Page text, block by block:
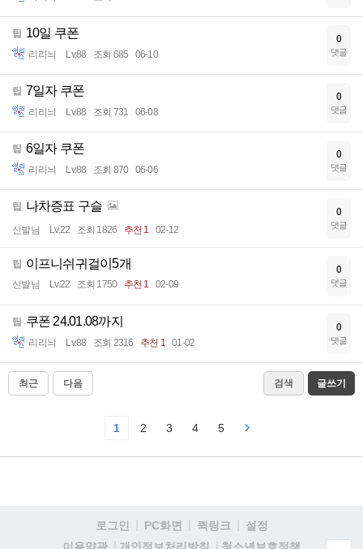
팁 10일 쿠폰
리리늬 Lv.88 조회 685 06-10
0
댓글
팁 7일자 쿠폰
리리늬 Lv.88 조회 731 06-08
0
댓글
팁 6일자 쿠폰
리리늬 Lv.88 조회 870 06-06
0
댓글
팁 나차증표 구슬
신발님 Lv.22 조회 1826 추천 1 02-12
0
댓글
팁 이프니쉬귀걸이5개
신발님 Lv.22 조회 1750 추천 1 02-09
0
댓글
팁 쿠폰 24.01.08까지
리리늬 Lv.88 조회 2316 추천 1 01-02
0
댓글
최근 다음 검색 글쓰기
1 2 3 4 5
로그인 PC화면 퀵링크
설정
청소년보호정책